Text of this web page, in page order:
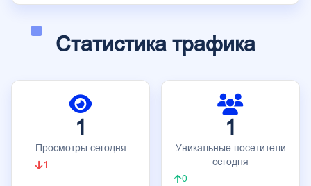
Статистика трафика
1
Просмотры сегодня
1
1
Уникальные посетители
сегодня
0